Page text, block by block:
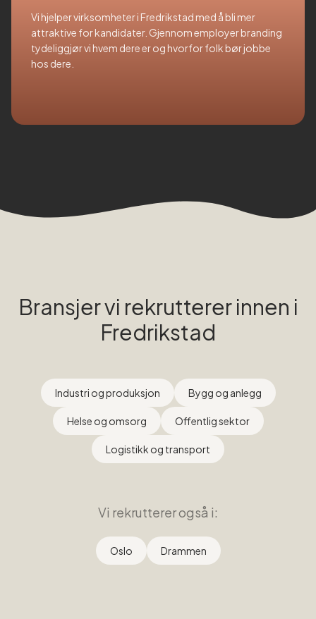
Vi hjelper virksomheter i Fredrikstad med å bli mer
attraktive for kandidater. Gjennom employer branding
tydeliggjør vi hvem dere er og hvorfor folk bør jobbe
hos dere.
Bransjer vi rekrutterer innen i
Fredrikstad
Industri og produksjon Bygg og anlegg
Helse og omsorg Offentlig sektor
Logistikk og transport
Vi rekrutterer også i:
Oslo Drammen